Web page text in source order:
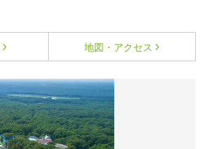
地図・アクセス